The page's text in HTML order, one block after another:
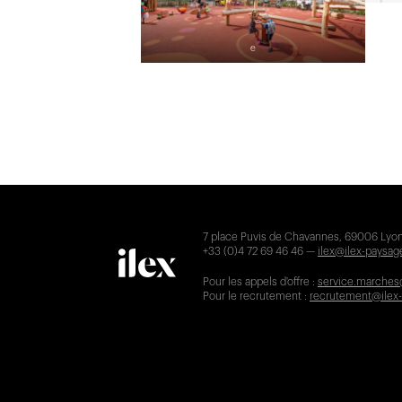
e
7 place Puvis de Chavannes, 69006
+33 (0)4 72 69 46 46 — ilex@ilex-
Pour les appels d'offre :
Pour le recrutement :